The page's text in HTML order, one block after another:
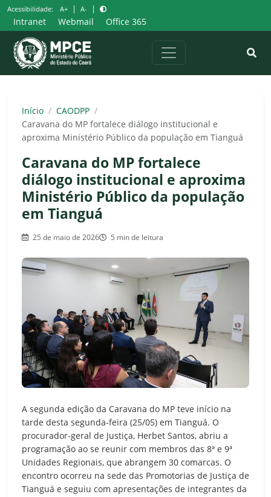
Pular
para
o
conteúdo
Acessibilidade: A+ | A- |
Intranet Webmail Office 365
Início / CAODPP /
Caravana do MP fortalece diálogo institucional e
aproxima Ministério Público da população em Tianguá
Caravana do MP fortalece
diálogo institucional e aproxima
Ministério Público da população
em Tianguá
25 de maio de 2026 5 min de leitura
A segunda edição da Caravana do MP teve início na
tarde desta segunda-feira (25/05) em Tianguá. O
procurador-geral de Justiça, Herbet Santos, abriu a
programação ao se reunir com membros das 8ª e 9ª
Unidades Regionais, que abrangem 30 comarcas. O
encontro ocorreu na sede das Promotorias de Justiça de
Tianguá e seguiu com apresentações de integrantes da